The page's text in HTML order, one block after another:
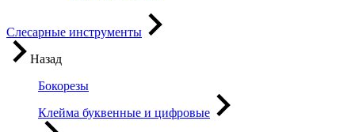
Слесарные инструменты
Назад
Бокорезы
Клейма буквенные и цифровые